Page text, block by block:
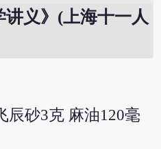
讲义》(上海十一人
辰砂3克 麻油120毫